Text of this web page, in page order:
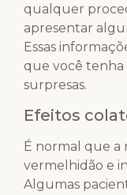
qualquer
apresentar
Essas
que você tenha
surpresas.
Efeitos
É normal que a
vermelhidão e
Algumas